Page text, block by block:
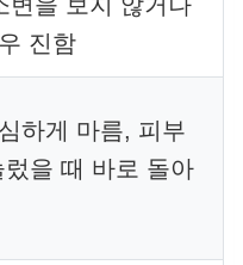
진함
하게 마름, 피부
을 때 바로 돌아